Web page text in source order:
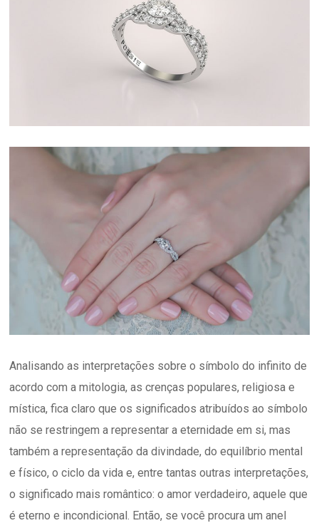
Analisando as interpretações sobre o símbolo do infinito de
acordo com a mitologia, as crenças populares, religiosa e
mística, fica claro que os significados atribuídos ao símbolo
não se restringem a representar a eternidade em si, mas
também a representação da divindade, do equilíbrio mental
e físico, o ciclo da vida e, entre tantas outras interpretações,
o significado mais romântico: o amor verdadeiro, aquele que
é eterno e incondicional. Então, se você procura um anel